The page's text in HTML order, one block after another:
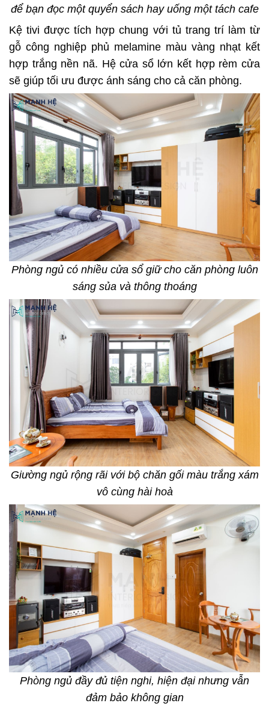
để bạn đọc một quyển sách hay uống một tách cafe
Kệ tivi được tích hợp chung với tủ trang trí làm từ
gỗ công nghiệp phủ melamine màu vàng nhạt kết
hợp trắng nền nã. Hệ cửa sổ lớn kết hợp rèm cửa
sẽ giúp tối ưu được ánh sáng cho cả căn phòng.
Phòng ngủ có nhiều cửa sổ giữ cho căn phòng luôn
sáng sủa và thông thoáng
Giường ngủ rộng rãi với bộ chăn gối màu trắng xám
vô cùng hài hoà
Phòng ngủ đầy đủ tiện nghi, hiện đại nhưng vẫn
đảm bảo không gian